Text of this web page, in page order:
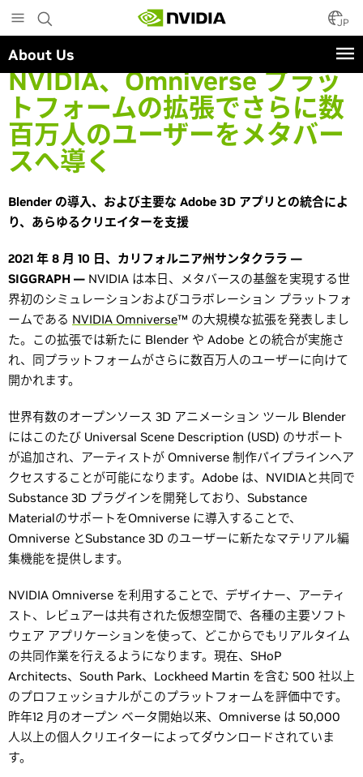
to
main
content
JP
About Us
NVIDIA、Omniverse プラッ
トフォームの拡張でさらに数
百万人のユーザーをメタバー
スへ導く
Blender の導入、および主要な Adobe 3D アプリとの統合によ
り、あらゆるクリエイターを支援
2021 年 8 月 10 日、カリフォルニア州サンタクララ —
SIGGRAPH — NVIDIA は本日、メタバースの基盤を実現する世
界初のシミュレーションおよびコラボレーション プラットフォ
ームである NVIDIA Omniverse™ の大規模な拡張を発表しまし
た。この拡張では新たに Blender や Adobe との統合が実施さ
れ、同プラットフォームがさらに数百万人のユーザーに向けて
開かれます。
世界有数のオープンソース 3D アニメーション ツール Blender
にはこのたび Universal Scene Description (USD) のサポート
が追加され、アーティストが Omniverse 制作パイプラインへア
クセスすることが可能になります。Adobe は、NVIDIAと共同で
Substance 3D プラグインを開発しており、Substance
MaterialのサポートをOmniverse に導入することで、
Omniverse とSubstance 3D のユーザーに新たなマテリアル編
集機能を提供します。
NVIDIA Omniverse を利用することで、デザイナー、アーティ
スト、レビュアーは共有された仮想空間で、各種の主要ソフト
ウェア アプリケーションを使って、どこからでもリアルタイム
の共同作業を行えるようになります。現在、SHoP
Architects、South Park、Lockheed Martin を含む 500 社以上
のプロフェッショナルがこのプラットフォームを評価中です。
昨年12 月のオープン ベータ開始以来、Omniverse は 50,000
人以上の個人クリエイターによってダウンロードされていま
す。